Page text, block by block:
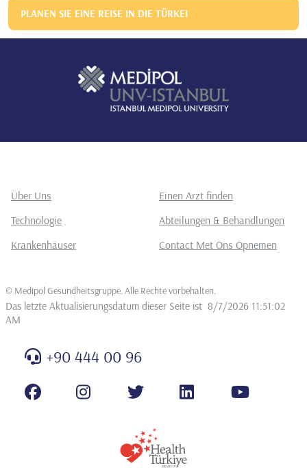
PLANEN SIE EINE REISE IN DIE TÜRKEI
Über Uns
Einen Arzt finden
Technologie
Abteilungen & Behandlungen
Krankenhäuser
Contact Met Ons Opnemen
© Medipol Gesundheitsgruppe. Alle Rechte vorbehalten
Das letzte Aktualisierungsdatum dieser Seite ist 8/7/2026 11:51:02
AM
+90 444 00 96